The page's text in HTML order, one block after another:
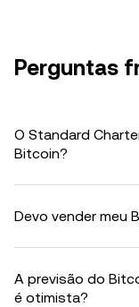
Perguntas
O Standard
Bitcoin?
Devo vender meu
A previsão do
é otimista?